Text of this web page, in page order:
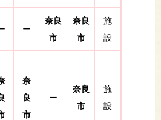
ー​
奈良
市
奈良
市
施
設
奈
良
市
ー​
奈良
市
施
設